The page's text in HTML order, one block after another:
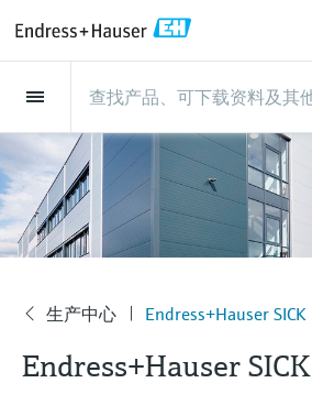
现场仪表
流量
物位测量
液体分析
温度测量
流量
电磁流量计
科里奥利质量流量计
超声波流量计
涡街流量计
物位测量
雷达物位测量
Vibronic point level detection
导波雷达物位测量
超声波物位测量
液体分析
pH电极和变送器
电导率传感器和变送器
浊度传感器和变送器
氯传感器和变送器
温度测量
温度变送器
工业温度计
保护套管
高温型温度计
压力测量
绝压和表压测量
差压测量
选购全部
系统产品
数据管理仪&数据记录仪
过程测控仪
电源和安全栅
WirelessHART解决方案
光学分析
TDLAS和QF分析仪
拉曼光谱分析仪
排放监测解决方案
颗粒测量设备
Netilion IIoT
Netilion Value
Netilion Health
Netilion Analytics
Netilion Library
服务产品
Project and commissioning services
技术支持服务
仪表维护
仪表性能优化服务
Project and commissioning
services
仪表调试服务
技术支持服务
远程技术支持
远程资产监控
Process Instrumentation Courses
仪表维护
验证服务
现场仪表校准服务
预防性维护服务
Repair of measuring instruments
仪表性能优化服务
校准报告分析
优化校准间隔时间
动态现场仪表评价和分析服务
行业应用
食品与饮料
水务和环境：保护 —— 节约 —— 提高
石油与天然气：促进能源转型，实
支持
快速获取服务支持！
技术支持中心 —— Endress+Hauser提供全方
位服务，与您相伴前行
搜索和下载技术手册, 宣传资料, 出版物, 软
公司
Endress+Hauser集团
生产中心
集团实力
客户案例
Endress+Hauser集团
公司概况
Endress+Hauser在中国
恩德斯豪斯科技中国
财务业绩
生产中心
物位和压力测量
Endress+Hauser流量
Endress+Hauser 液体分析
温度+系统产品
集团实力
过程安全性
网络安全性
过程自动化项目流程
My Endress+Hauser
新闻与案例
新闻与案例总览
所有文章
新闻稿
事实速览
活动和培训
培训
研讨会
展览会
在线研讨会和回放
您的Endress+Hauser职业生
涯
Explore open positions
更多工作机会
司
生产中心 Endress+Hauser SICK
Endress+Hauser SICK